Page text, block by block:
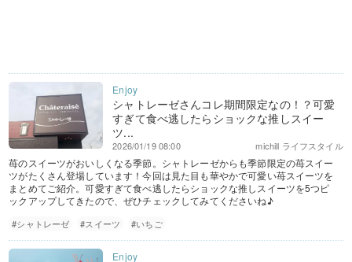
シャトレーゼさんコレ期間限定なの！？可愛
すぎて食べ逃したらショックな推しスイー
ツ...
michill ライフスタイル
2026/01/19 08:00
苺のスイーツがおいしくなる季節。シャトレーゼからも季節限定の苺スイー
ツがたくさん登場しています！今回は見た目も華やかで可愛い苺スイーツを
まとめてご紹介。可愛すぎて食べ逃したらショックな推しスイーツを5つピ
ックアップしてきたので、ぜひチェックしてみてくださいね♪
#シャトレーゼ #スイーツ #いちご